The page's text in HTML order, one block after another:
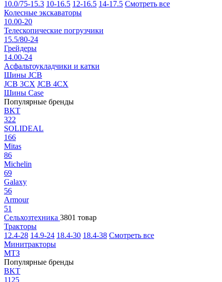
10.0/75-15.3 10-16.5 12-16.5 14-17.5 Смотреть все
Колесные экскаваторы
10.00-20
Телескопические погрузчики
15.5/80-24
Грейдеры
14.00-24
Асфальтоукладчики и катки
Шины JCB
JCB 3CX JCB 4CX
Шины Case
Популярные бренды
BKT
322
SOLIDEAL
166
Mitas
86
Michelin
69
Galaxy
56
Armour
51
Сельхозтехника 3801 товар
Тракторы
12.4-28 14.9-24 18.4-30 18.4-38 Смотреть все
Минитракторы
МТЗ
Популярные бренды
BKT
1125